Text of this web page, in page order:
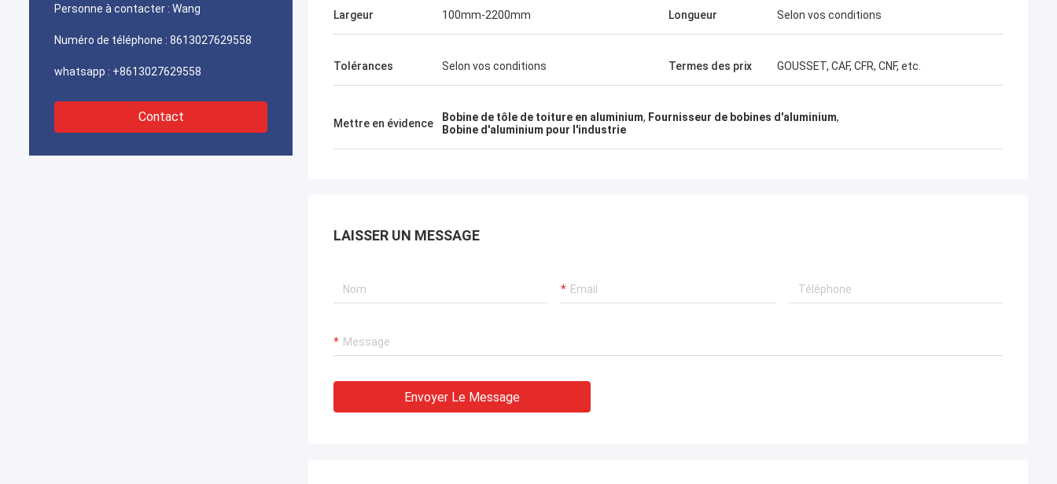
nous aidera à résoudre des problèmes
rapidement. Nous sommes très heureux
confiance.
reçues sur 2021.1.20 et la qualité des
marchandises très bonnes !
Personne à contacter : Wang
Numéro de téléphone : 8613027629558
whatsapp : +8613027629558
Contact
Largeur 100mm-2200mm Longueur Selon vos conditions
Tolérances Selon vos conditions Termes des prix GOUSSET, CAF, CFR, CNF, etc.
Mettre en évidence Bobine de tôle de toiture en aluminium, Fournisseur de bobines d'aluminium,
Bobine d'aluminium pour l'industrie
LAISSER UN MESSAGE
Envoyer Le Message